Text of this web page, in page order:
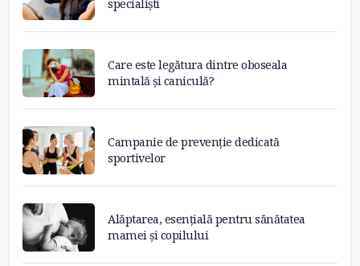
specialiști
Care este legătura dintre oboseala
mintală și caniculă?
Campanie de prevenție dedicată
sportivelor
Alăptarea, esențială pentru sănătatea
mamei și copilului